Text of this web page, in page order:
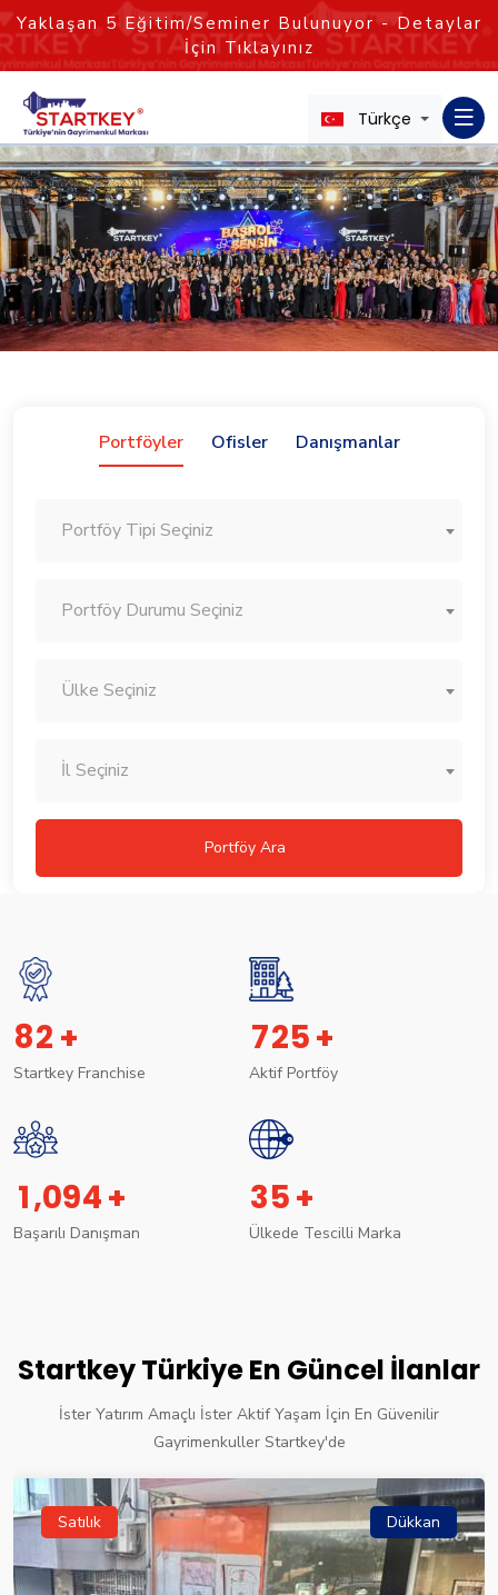
Yaklaşan 5Eğitim/Seminer Bulunuyor - Detaylar
İçin Tıklayınız
Türkçe
Portföyler Ofisler Danışmanlar
Portföy Tipi Seçiniz
Portföy Durumu Seçiniz
Ülke Seçiniz
İl Seçiniz
Portföy Ara
82 +
Startkey Franchise
725+
Aktif Portföy
1,094+
Başarılı Danışman
35+
Ülkede Tescilli Marka
Startkey Türkiye En Güncel İlanlar
İster Yatırım Amaçlı İster Aktif Yaşam İçin En Güvenilir
Gayrimenkuller Startkey'de
Satılık Dükkan